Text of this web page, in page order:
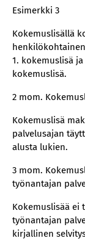
Esimerkki 3
Kokemuslisällä
1. kokemuslisä
kokemuslisä.
2 mom.
Kokemuslisä
palvelusajan
alusta lukien.
3 mom.
työnantajan
Kokemuslisää ei
työnantajan
kirjallinen